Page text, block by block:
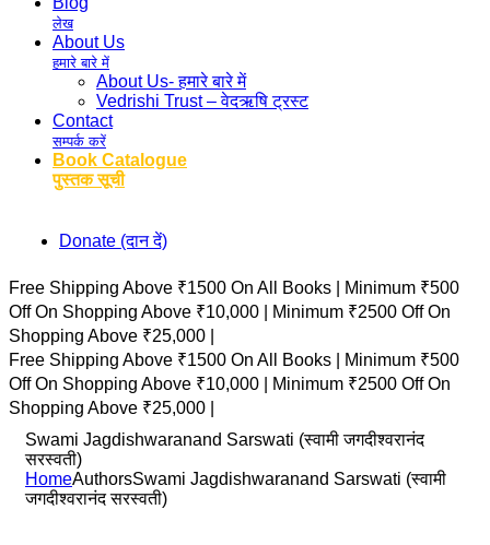
लेख
About Us
हमारे बारे में
About Us- हमारे बारे में
Vedrishi Trust – वेदऋषि ट्रस्ट
Contact
सम्पर्क करें
Book Catalogue
पुस्तक सूची
Donate (दान दें)
Free Shipping Above ₹1500 On All Books |
Minimum ₹500
Off On Shopping Above ₹10,000 |
Minimum ₹2500 Off On
Shopping Above ₹25,000 |
Free Shipping Above ₹1500 On All Books |
Minimum ₹500
Off On Shopping Above ₹10,000 |
Minimum ₹2500 Off On
Shopping Above ₹25,000 |
Swami Jagdishwaranand Sarswati (स्वामी जगदीश्वरानंद
सरस्वती)
HomeAuthorsSwami Jagdishwaranand Sarswati (स्वामी
जगदीश्वरानंद सरस्वती)